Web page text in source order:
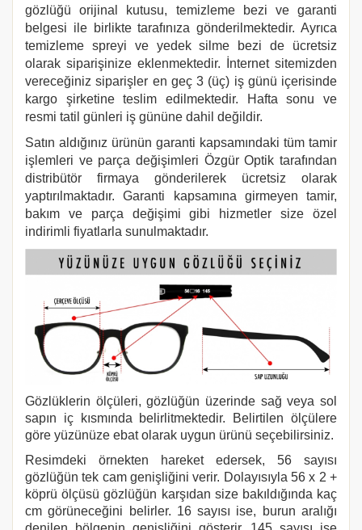
gözlüğü orijinal kutusu, temizleme bezi ve garanti
belgesi ile birlikte tarafınıza gönderilmektedir. Ayrıca
temizleme spreyi ve yedek silme bezi de ücretsiz
olarak siparişinize eklenmektedir. İnternet sitemizden
vereceğiniz siparişler en geç 3 (üç) iş günü içerisinde
kargo şirketine teslim edilmektedir. Hafta sonu ve
resmi tatil günleri iş gününe dahil değildir.
Satın aldığınız ürünün garanti kapsamındaki tüm tamir
işlemleri ve parça değişimleri Özgür Optik tarafından
distribütör firmaya gönderilerek ücretsiz olarak
yaptırılmaktadır. Garanti kapsamına girmeyen tamir,
bakım ve parça değişimi gibi hizmetler size özel
indirimli fiyatlarla sunulmaktadır.
Gözlüklerin ölçüleri, gözlüğün üzerinde sağ veya sol
sapın iç kısmında belirlitmektedir. Belirtilen ölçülere
göre yüzünüze ebat olarak uygun ürünü seçebilirsiniz.
Resimdeki örnekten hareket edersek, 56 sayısı
gözlüğün tek cam genişliğini verir. Dolayısıyla 56 x 2 +
köprü ölçüsü gözlüğün karşıdan size bakıldığında kaç
cm görüneceğini belirler. 16 sayısı ise, burun aralığı